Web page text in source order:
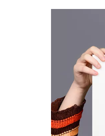
d’identité
photo